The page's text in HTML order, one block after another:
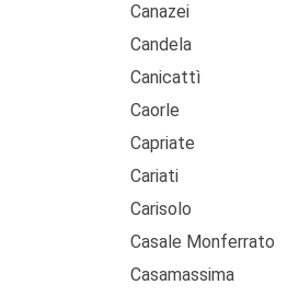
Canazei
Candela
Canicattì
Caorle
Capriate
Cariati
Carisolo
Casale Monferrato
Casamassima